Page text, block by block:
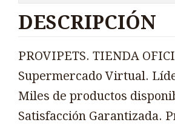
DESCRIPCIÓN
PROVIPETS. TIENDA
Supermercado Virtual.
Miles de productos
Satisfacción Garantizada.